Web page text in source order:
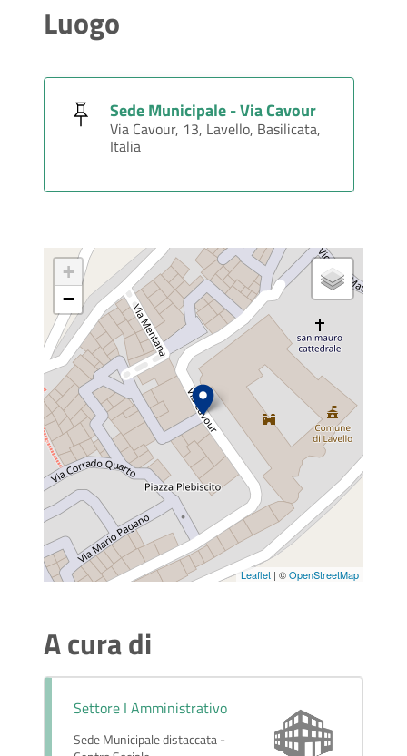
Luogo
Sede Municipale - Via Cavour
Via Cavour, 13, Lavello, Basilicata,
Italia
+
−
Leaflet | ©OpenStreetMap
A cura di
Settore I Amministrativo
Sede Municipale distaccata -